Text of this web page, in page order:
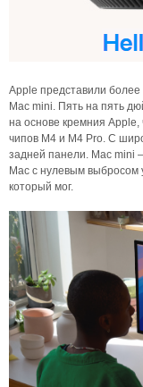
Apple представили
Mac mini. Пять на пять
на основе кремния
чипов M4 и M4 Pro. С
задней панели. Mac
Mac с нулевым выбросом
который мог.